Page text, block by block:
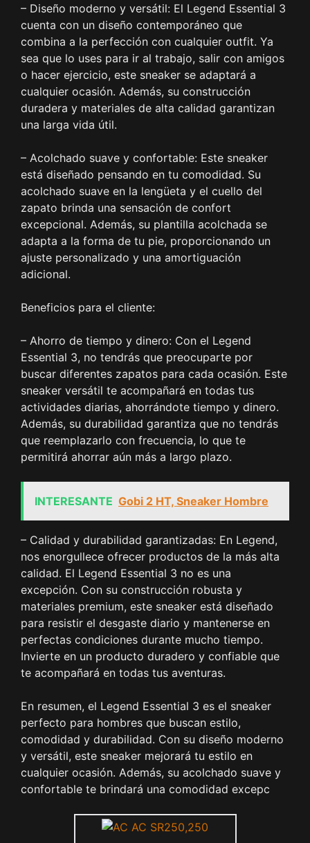
– Diseño moderno y versátil: El Legend Essential 3
cuenta con un diseño contemporáneo que
combina a la perfección con cualquier outfit. Ya
sea que lo uses para ir al trabajo, salir con amigos
o hacer ejercicio, este sneaker se adaptará a
cualquier ocasión. Además, su construcción
duradera y materiales de alta calidad garantizan
una larga vida útil.
– Acolchado suave y confortable: Este sneaker
está diseñado pensando en tu comodidad. Su
acolchado suave en la lengüeta y el cuello del
zapato brinda una sensación de confort
excepcional. Además, su plantilla acolchada se
adapta a la forma de tu pie, proporcionando un
ajuste personalizado y una amortiguación
adicional.
Beneficios para el cliente:
– Ahorro de tiempo y dinero: Con el Legend
Essential 3, no tendrás que preocuparte por
buscar diferentes zapatos para cada ocasión. Este
sneaker versátil te acompañará en todas tus
actividades diarias, ahorrándote tiempo y dinero.
Además, su durabilidad garantiza que no tendrás
que reemplazarlo con frecuencia, lo que te
permitirá ahorrar aún más a largo plazo.
INTERESANTE Gobi 2 HT, Sneaker Hombre
– Calidad y durabilidad garantizadas: En Legend,
nos enorgullece ofrecer productos de la más alta
calidad. El Legend Essential 3 no es una
excepción. Con su construcción robusta y
materiales premium, este sneaker está diseñado
para resistir el desgaste diario y mantenerse en
perfectas condiciones durante mucho tiempo.
Invierte en un producto duradero y confiable que
te acompañará en todas tus aventuras.
En resumen, el Legend Essential 3 es el sneaker
perfecto para hombres que buscan estilo,
comodidad y durabilidad. Con su diseño moderno
y versátil, este sneaker mejorará tu estilo en
cualquier ocasión. Además, su acolchado suave y
confortable te brindará una comodidad excepc